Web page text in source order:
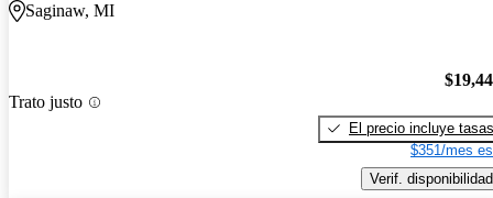
Saginaw, MI
Trato justo
El precio incluye tasas
$351/mes
Verif. disponibilidad